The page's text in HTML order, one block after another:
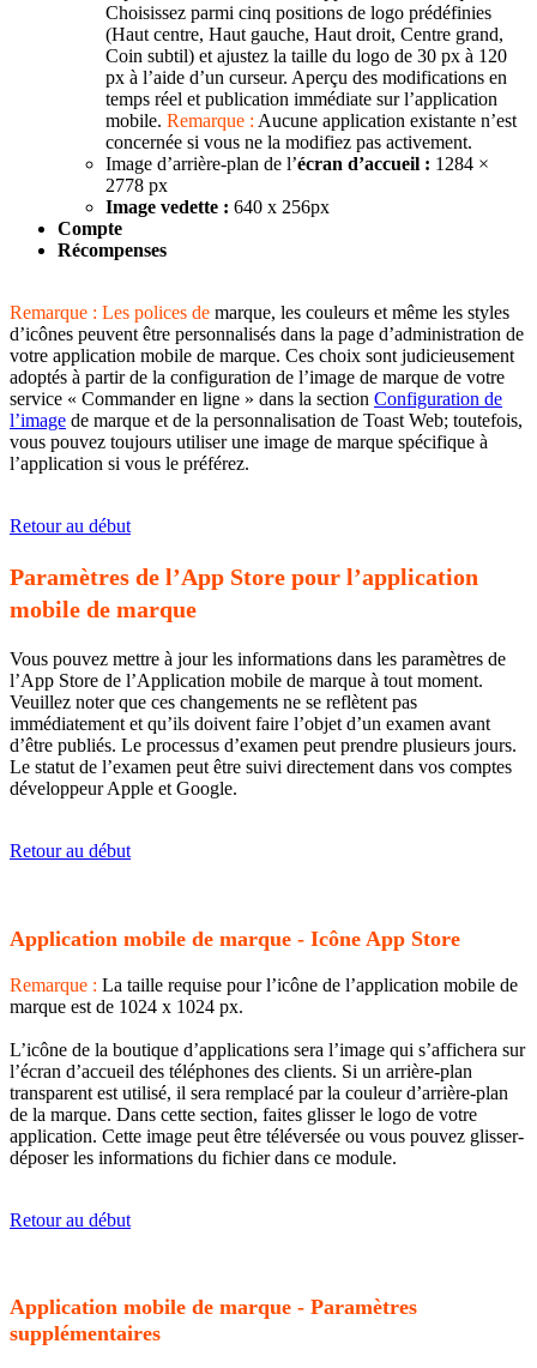
Choisissez parmi cinq positions de logo prédéfinies
(Haut centre, Haut gauche, Haut droit, Centre grand,
Coin subtil) et ajustez la taille du logo de 30 px à 120
px à l’aide d’un curseur. Aperçu des modifications en
temps réel et publication immédiate sur l’application
mobile. Remarque : Aucune application existante n’est
concernée si vous ne la modifiez pas activement.
Image d’arrière-plan de l’écran d’accueil : 1284 ×
2778 px
Image vedette : 640 x 256px
Compte
Récompenses
Remarque : Les polices de marque, les couleurs et même les styles
d’icônes peuvent être personnalisés dans la page d’administration de
votre application mobile de marque. Ces choix sont judicieusement
adoptés à partir de la configuration de l’image de marque de votre
service « Commander en ligne » dans la section Configuration de
l’image de marque et de la personnalisation de Toast Web; toutefois,
vous pouvez toujours utiliser une image de marque spécifique à
l’application si vous le préférez.
​​​​​​​Retour au début
Paramètres de l’App Store pour l’application
mobile de marque
Vous pouvez mettre à jour les informations dans les paramètres de
l’App Store de l’Application mobile de marque à tout moment.
Veuillez noter que ces changements ne se reflètent pas
immédiatement et qu’ils doivent faire l’objet d’un examen avant
d’être publiés. Le processus d’examen peut prendre plusieurs jours.
Le statut de l’examen peut être suivi directement dans vos comptes
développeur Apple et Google.
​​​​​​​Retour au début
Application mobile de marque - Icône App Store
Remarque : La taille requise pour l’icône de l’application mobile de
marque est de 1024 x 1024 px.
L’icône de la boutique d’applications sera l’image qui s’affichera sur
l’écran d’accueil des téléphones des clients. Si un arrière-plan
transparent est utilisé, il sera remplacé par la couleur d’arrière-plan
de la marque. Dans cette section, faites glisser le logo de votre
application. Cette image peut être téléversée ou vous pouvez glisser-
déposer les informations du fichier dans ce module.
​​​​​​​Retour au début
Application mobile de marque - Paramètres
supplémentaires